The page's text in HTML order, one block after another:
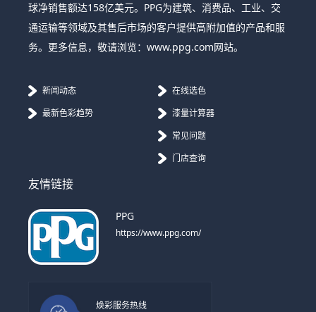
球净销售额达158亿美元。PPG为建筑、消费品、工业、交
通运输等领域及其售后市场的客户提供高附加值的产品和服
务。更多信息，敬请浏览：www.ppg.com网站。
新闻动态
最新色彩趋势
在线选色
漆量计算器
常见问题
门店查询
友情链接
PPG
https://www.ppg.com/
焕彩服务热线